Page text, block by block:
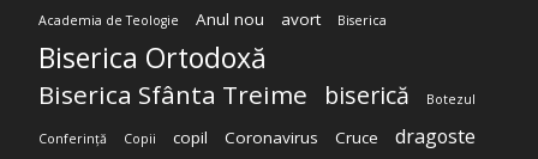
Academia de Teologie Anul nou avort Biserica
Biserica Ortodoxă
Biserica Sfânta Treime biserică Botezul
Conferință Copii copil Coronavirus Cruce dragoste